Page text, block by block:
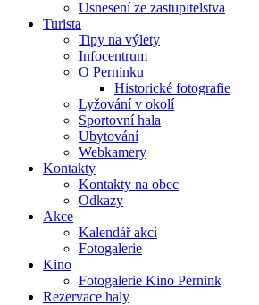
Usnesení ze zastupitelstva
Turista
Tipy na výlety
Infocentrum
O Perninku
Historické fotografie
Lyžování v okolí
Sportovní hala
Ubytování
Webkamery
Kontakty
Kontakty na obec
Odkazy
Akce
Kalendář akcí
Fotogalerie
Kino
Fotogalerie Kino Pernink
Rezervace haly